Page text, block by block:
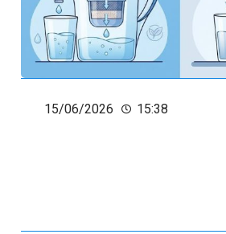
15/06/2026 15:38